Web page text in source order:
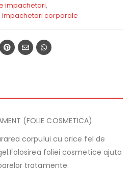
impachetari,
impachetari corporale
(FOLIE COSMETICA)
corpului cu orice fel de
foliei cosmetice ajuta
tratamente: